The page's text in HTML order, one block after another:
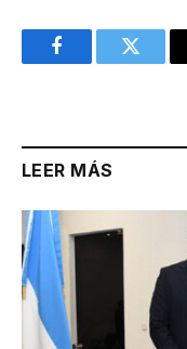
FacebookTwitter
LEER MÁS